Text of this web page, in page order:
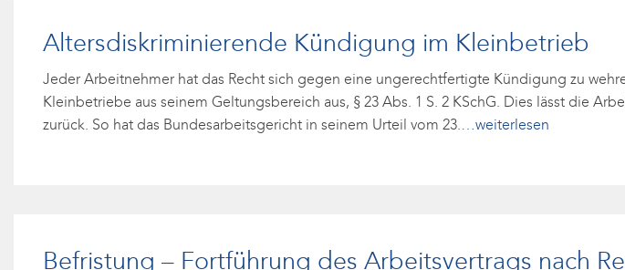
Altersdiskriminierende Kündigung im Kleinbetrieb
Jeder Arbeitnehmer hat das Recht sich gegen eine ungerechtfertigte Kündigung zu
Kleinbetriebe aus seinem Geltungsbereich aus, § 23 Abs. 1 S. 2 KSchG. Dies lässt die
zurück. So hat das Bundesarbeitsgericht in seinem Urteil vom 23.…weiterlesen
Befristung – Fortführung des Arbeitsvertrags nach